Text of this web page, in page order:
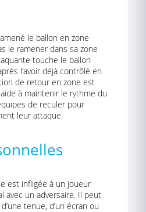
le ballon en zone
le ramener dans sa zone
touche le ballon
l’avoir déjà contrôlé en
de retour en zone est
à maintenir le rythme du
de reculer pour
leur attaque.
est infligée à un joueur
avec un adversaire. Il peut
tenue, d’un écran ou